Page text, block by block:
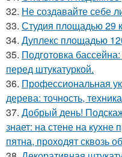
32. Не создавайте себе
33. Студия площадью 29
34. Дуплекс площадью
35. Подготовка
перед штукатуркой.
36. Профессиональная
дерева: точность,
37. Добрый день!
знает: на стене на кухне
пятна, проходят сквозь